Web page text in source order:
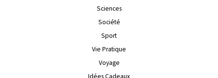
Sciences
Société
Sport
Vie Pratique
Voyage